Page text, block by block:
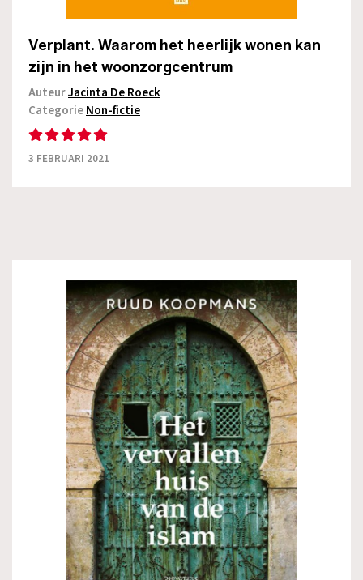
Verplant. Waarom het heerlijk wonen kan
zijn in het woonzorgcentrum
AuteurJacinta De Roeck
CategorieNon-fictie
3 FEBRUARI 2021